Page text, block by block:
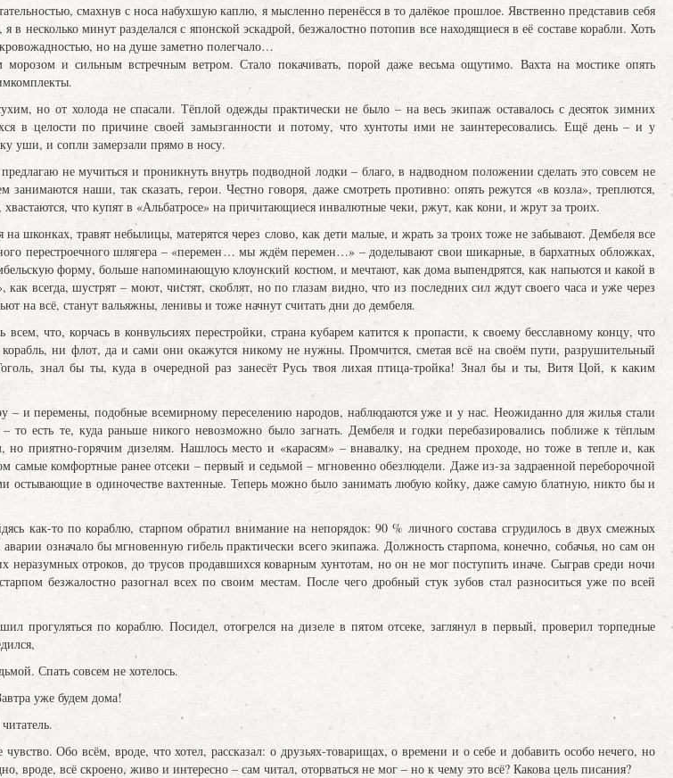
смахнув с носа набухшую каплю, я мысленно перенёсся в то далёкое прошлое. Явственно представив себя
несколько минут разделался с японской эскадрой, безжалостно потопив все находящиеся в её составе корабли. Хоть
но на душе заметно полегчало…
морозом и сильным встречным ветром. Стало покачивать, порой даже весьма ощутимо. Вахта на мостике опять
но от холода не спасали. Тёплой одежды практически не было – на весь экипаж оставалось с десяток зимних
в целости по причине своей замызганности и потому, что хунтоты ими не заинтересовались. Ещё день – и у
уши, и сопли замерзали прямо в носу.
не мучиться и проникнуть внутрь подводной лодки – благо, в надводном положении сделать это совсем не
наши, так сказать, герои. Честно говоря, даже смотреть противно: опять режутся «в козла», треплются,
хвастаются, что купят в «Альбатросе» на причитающиеся инвалютные чеки, ржут, как кони, и жрут за троих.
шконках, травят небылицы, матерятся через слово, как дети малые, и жрать за троих тоже не забывают. Дембеля все
перестроечного шлягера – «перемен… мы ждём перемен…» – доделывают свои шикарные, в бархатных обложках,
форму, больше напоминающую клоунский костюм, и мечтают, как дома выпендрятся, как напьются и какой в
как всегда, шустрят – моют, чистят, скоблят, но по глазам видно, что из последних сил ждут своего часа и уже через
на всё, станут вальяжны, ленивы и тоже начнут считать дни до дембеля.
что, корчась в конвульсиях перестройки, страна кубарем катится к пропасти, к своему бесславному концу, что
ни флот, да и сами они окажутся никому не нужны. Промчится, сметая всё на своём пути, разрушительный
знал бы ты, куда в очередной раз занесёт Русь твоя лихая птица-тройка! Знал бы и ты, Витя Цой, к каким
– и перемены, подобные всемирному переселению народов, наблюдаются уже и у нас. Неожиданно для жилья стали
то есть те, куда раньше никого невозможно было загнать. Дембеля и годки перебазировались поближе к тёплым
приятно-горячим дизелям. Нашлось место и «карасям» – внавалку, на среднем проходе, но тоже в тепле и, как
самые комфортные ранее отсеки – первый и седьмой – мгновенно обезлюдели. Даже из-за задраенной переборочной
остывающие в одиночестве вахтенные. Теперь можно было занимать любую койку, даже самую блатную, никто бы и
как-то по кораблю, старпом обратил внимание на непорядок: 90 % личного состава сгрудилось в двух смежных
означало бы мгновенную гибель практически всего экипажа. Должность старпома, конечно, собачья, но сам он
неразумных отроков, до трусов продавшихся коварным хунтотам, но он не мог поступить иначе. Сыграв среди ночи
безжалостно разогнал всех по своим местам. После чего дробный стук зубов стал разноситься уже по всей
прогуляться по кораблю. Посидел, отогрелся на дизеле в пятом отсеке, заглянул в первый, проверил торпедные
Спать совсем не хотелось.
уже будем дома!
Обо всём, вроде, что хотел, рассказал: о друзьях-товарищах, о времени и о себе и добавить особо нечего, но
вроде, всё скроено, живо и интересно – сам читал, оторваться не мог – но к чему это всё? Какова цель писания?